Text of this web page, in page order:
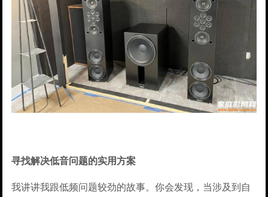
寻找解决低音问题的实用方案
我讲讲我跟低频问题较劲的故事。你会发现，当涉及到自